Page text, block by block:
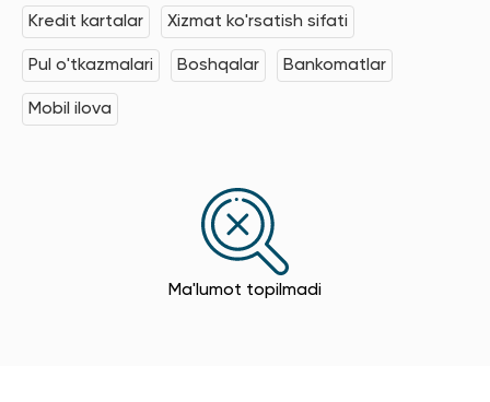
Kredit kartalar Xizmat ko'rsatish sifati
Pul o'tkazmalari Boshqalar Bankomatlar
Mobil ilova
Ma'lumot topilmadi